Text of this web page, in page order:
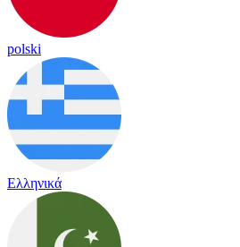
polski
Ελληνικά